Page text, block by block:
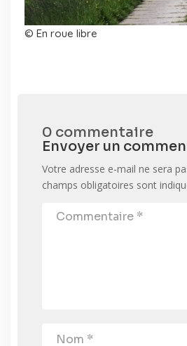
© En roue libre
0 commentaire
Envoyer un
Votre adresse e-mail ne sera
champs obligatoires sont